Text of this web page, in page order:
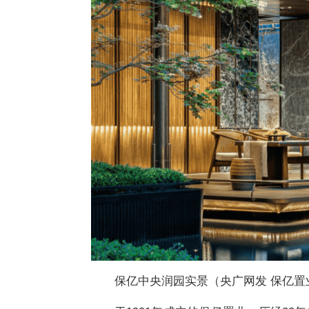
保亿中央润园实景（央广网发 保亿置